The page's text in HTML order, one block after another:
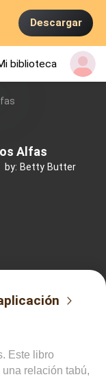
Descargar
biblioteca
Alfas
by: Betty Butter
Este libro
relación tabú,